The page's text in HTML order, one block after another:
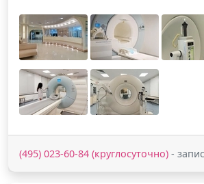
(495) 023-60-84 (круглосуточно) -